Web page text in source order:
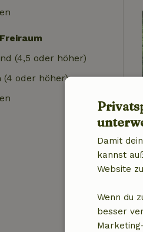
(4,5 oder höher)
(4 oder höher)
Damit
kannst
Website
Wenn du
besser